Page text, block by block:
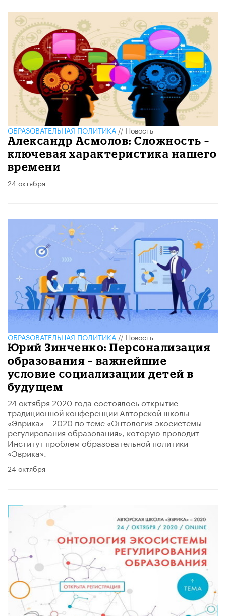
ОБРАЗОВАТЕЛЬНАЯ ПОЛИТИКА//Новость
Александр Асмолов: Сложность –
ключевая характеристика нашего
времени
24 октября
ОБРАЗОВАТЕЛЬНАЯ ПОЛИТИКА//Новость
Юрий Зинченко: Персонализация
образования – важнейшие
условие социализации детей в
будущем
24 октября 2020 года состоялось открытие
традиционной конференции Авторской школы
«Эврика» – 2020 по теме «Онтология экосистемы
регулирования образования», которую проводит
Институт проблем образовательной политики
«Эврика».
24 октября